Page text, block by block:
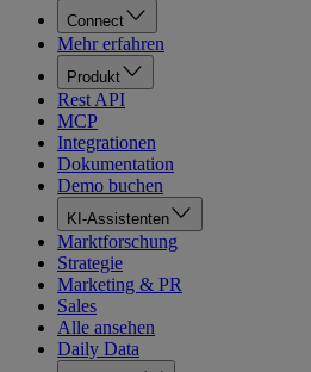
Connect
Mehr erfahren
Produkt
Rest API
MCP
Integrationen
Dokumentation
Demo buchen
KI-Assistenten
Marktforschung
Strategie
Marketing & PR
Sales
Alle ansehen
Daily Data